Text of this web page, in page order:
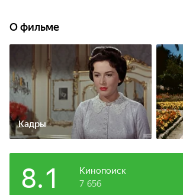
О фильме
Кадры
Кинопоиск
8.1 7 656